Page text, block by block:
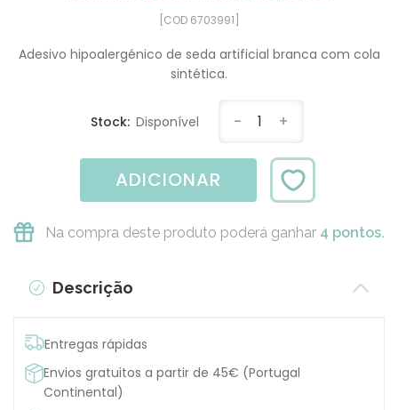
[COD 6703991]
Adesivo hipoalergénico de seda artificial branca com cola
sintética.
Stock: Disponível - 1 +
ADICIONAR
Na compra deste produto poderá ganhar 4 pontos.
Descrição
Entregas rápidas
Envios gratuitos a partir de 45€ (Portugal
Continental)